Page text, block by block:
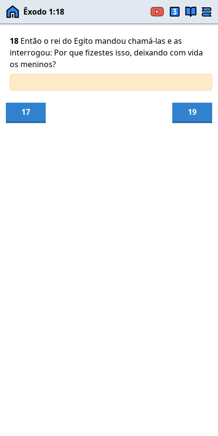
Êxodo 1:18
18 Então o rei do Egito mandou chamá-las e as
interrogou: Por que fizestes isso, deixando com vida
os meninos?
17 19